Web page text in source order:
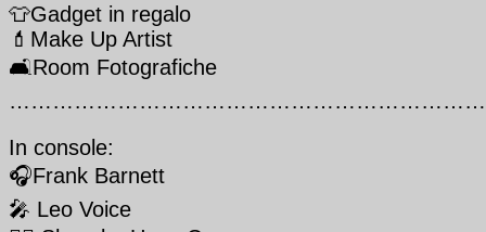
👕Gadget in regalo
💄Make Up Artist
🛋️​Room Fotografiche
In console:
🎧Frank Barnett
🎤 Leo Voice